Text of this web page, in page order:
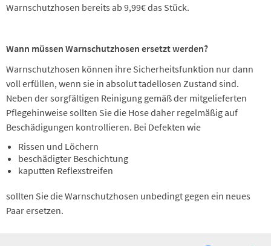
Warnschutzhosen bereits ab 9,99€ das Stück.
Wann müssen Warnschutzhosen ersetzt werden?
Warnschutzhosen können ihre Sicherheitsfunktion nur dann
voll erfüllen, wenn sie in absolut tadellosen Zustand sind.
Neben der sorgfältigen Reinigung gemäß der mitgelieferten
Pflegehinweise sollten Sie die Hose daher regelmäßig auf
Beschädigungen kontrollieren. Bei Defekten wie
Rissen und Löchern
beschädigter Beschichtung
kaputten Reflexstreifen
sollten Sie die Warnschutzhosen unbedingt gegen ein neues
Paar ersetzen.